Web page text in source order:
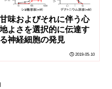
甘味およびそれに伴う心
地よさを選択的に伝達す
る神経細胞の発見
2019-05-10